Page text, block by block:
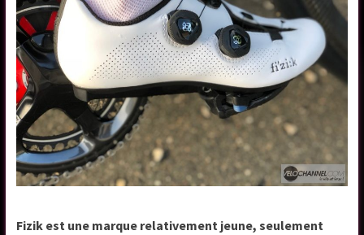
Fizik est une marque relativement jeune, seulement